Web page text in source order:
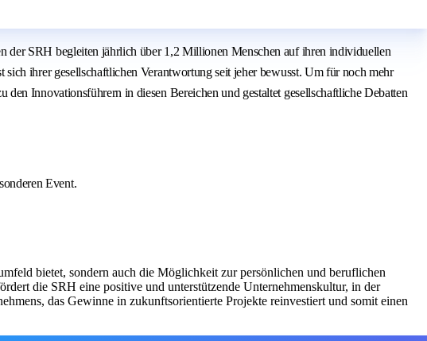
der SRH begleiten jährlich über 1,2 Millionen Menschen auf ihren individuellen
ihrer gesellschaftlichen Verantwortung seit jeher bewusst. Um für noch mehr
Innovationsführern in diesen Bereichen und gestaltet gesellschaftliche Debatten
Event.
bietet, sondern auch die Möglichkeit zur persönlichen und beruflichen
die SRH eine positive und unterstützende Unternehmenskultur, in der
das Gewinne in zukunftsorientierte Projekte reinvestiert und somit einen